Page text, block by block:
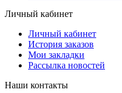
Личный кабинет
Личный кабинет
История заказов
Мои закладки
Рассылка новостей
Наши контакты